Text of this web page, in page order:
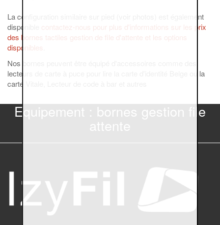
La configuration similaire sur pied (voir photos) est également
disponible contactez-nous pour plus d'informations sur les prix
des bornes tactiles gestion de file d'attente et les options
disponibles
Nos bornes peuvent être équipé d'accessoires comme des
lecteurs de carte à puce pour lire la carte d'identité Belge ou la
carte Vitale, Lecteur de code à bar et autres
Equipement : bornes gestion file
attente